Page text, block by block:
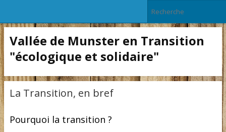
Vallée de Munster en Transition
"écologique et solidaire"
La Transition, en bref
Pourquoi la transition ?